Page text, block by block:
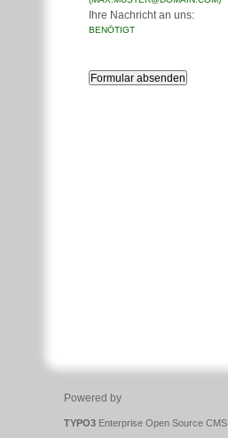
Ihre Nachricht an uns:
BENÖTIGT
Powered by
TYPO3 Enterprise Open Source CMS